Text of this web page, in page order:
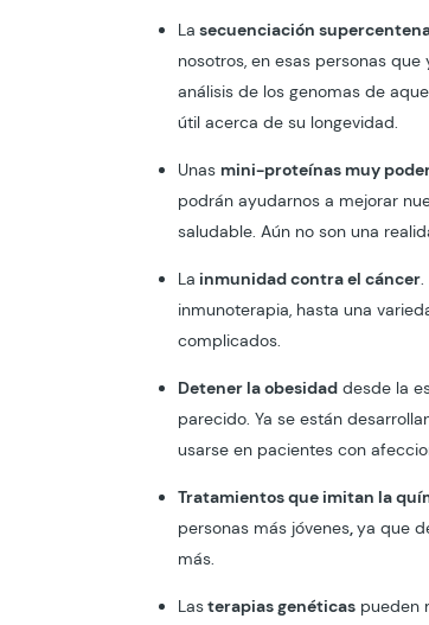
La secuenciación
nosotros, en esas personas
análisis de los genomas de
útil acerca de su longevidad.
Unas mini-proteínas muy
podrán ayudarnos a mejorar
saludable. Aún no son una
La inmunidad contra el cáncer.
inmunoterapia, hasta una
complicados.
Detener la obesidaddesde la
parecido. Ya se están
usarse en pacientes con
Tratamientos que imitan la
personas más jóvenes,ya que
más.
Lasterapias genéticaspueden